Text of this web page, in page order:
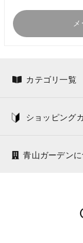
カテゴリ一覧
ショッピング
青山ガーデン